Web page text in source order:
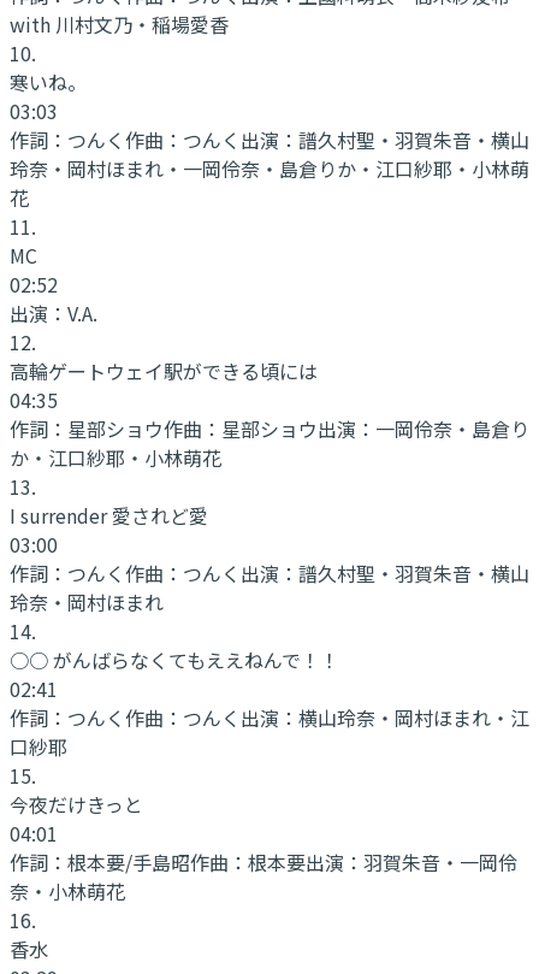
with 川村文乃・稲場愛香
10.
寒いね。
03:03
作詞： つんく作曲： つんく 出演： 譜久村聖・羽賀朱音・横山
玲奈・岡村ほまれ・一岡伶奈・島倉りか・江口紗耶・小林萌
花
11.
MC
02:52
出演： V.A.
12.
高輪ゲートウェイ駅ができる頃には
04:35
作詞： 星部ショウ作曲： 星部ショウ出演： 一岡伶奈・島倉り
か・江口紗耶・小林萌花
13.
I surrender 愛されど愛
03:00
作詞： つんく作曲： つんく 出演： 譜久村聖・羽賀朱音・横山
玲奈・岡村ほまれ
14.
○○ がんばらなくてもええねんで！！
02:41
作詞： つんく作曲： つんく 出演： 横山玲奈・岡村ほまれ・江
口紗耶
15.
今夜だけきっと
04:01
作詞： 根本要/手島昭作曲： 根本要出演： 羽賀朱音・一岡伶
奈・小林萌花
16.
香水